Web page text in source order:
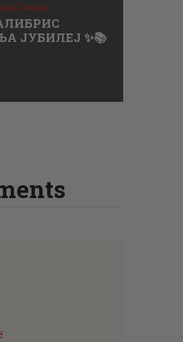
Секција
ЈУБИЛЕЈ ✨📚